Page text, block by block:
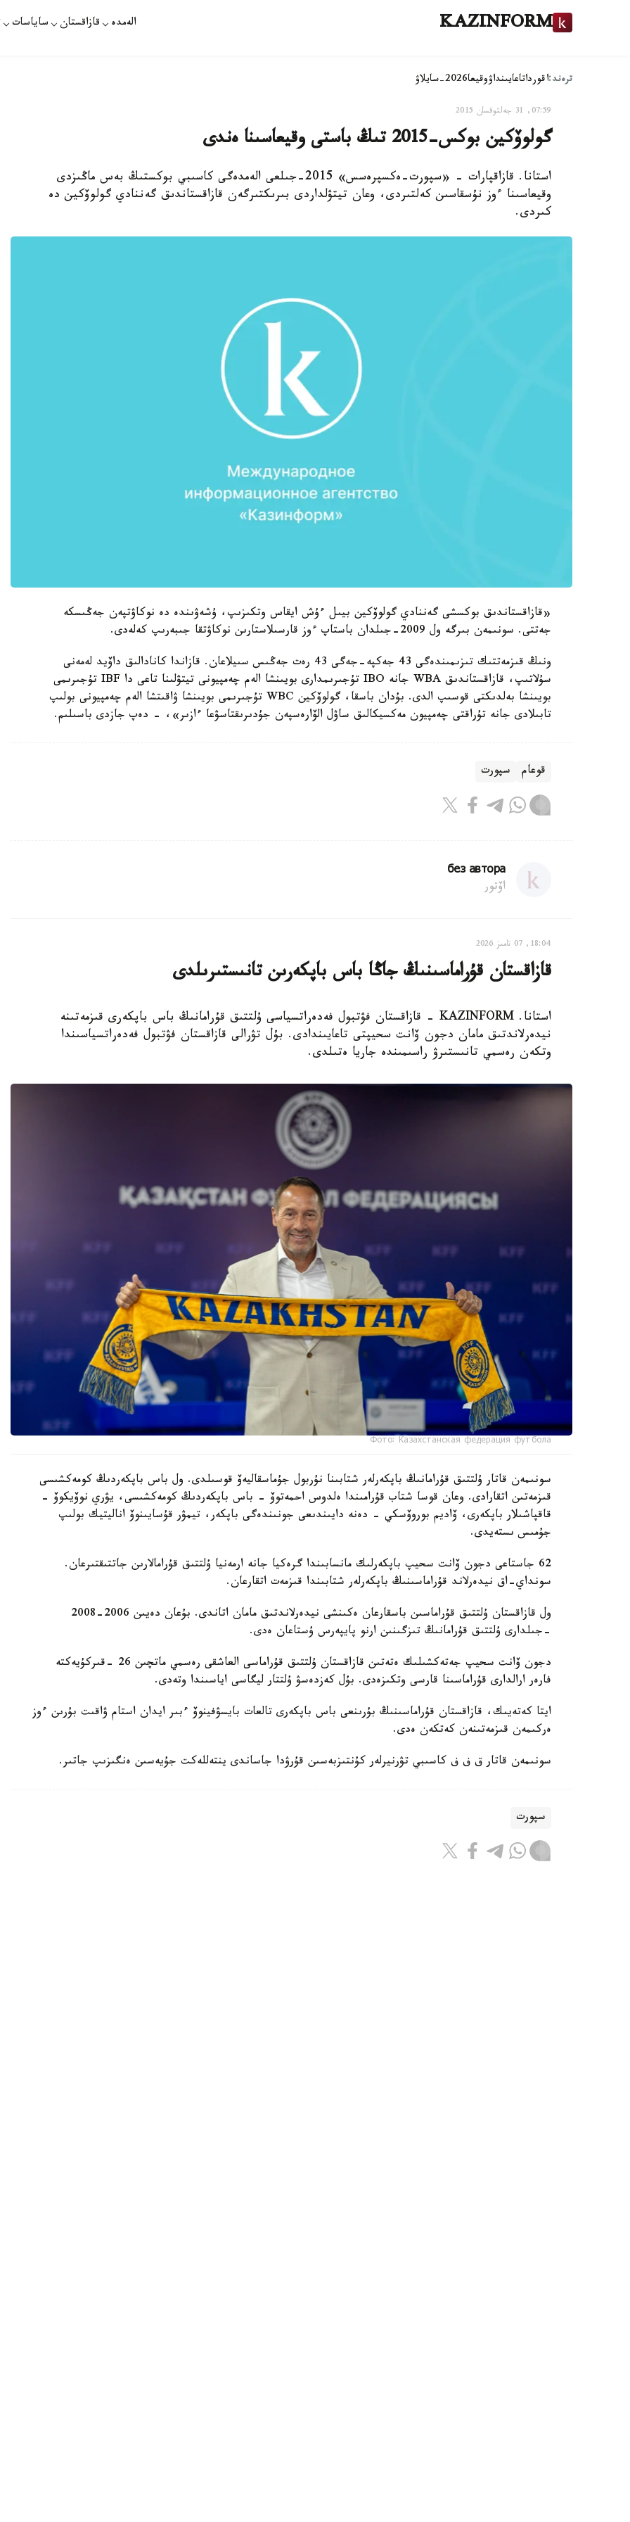
KAZINFORM الەمدە قازاقستان ساياسات
ترەند:اقورداتاعايىنداۋوقيعا2026-سايلاۋ
07:59, 31 جەلتوقسان 2015
گولوۆكين بوكس-2015 تىڭ باستى وقيعاسىنا ەندى
استانا. قازاقپارات - «سپورت-ەكسپرەسس» 2015-جىلعى الەمدەگى كاسىبي بوكستىڭ بەس ماڭىزدى
وقيعاسىنا ءوز نۇسقاسىن كەلتىردى، وعان تيتۋلداردى بىرىكتىرگەن قازاقستاندىق گەننادي گولوۆكين دە
كىردى.
«قازاقستاندىق بوكسشى گەننادي گولوۆكين بيىل ءۇش ايقاس وتكىزىپ، ۇشەۋىندە دە نوكاۋتپەن جەڭىسكە
جەتتى. سونىمەن بىرگە ول 2009-جىلدان باستاپ ءوز قارسىلاستارىن نوكاۋتقا جىبەرىپ كەلەدى.
ونىڭ قىزمەتتىك تىزىمىندەگى 43 جەكپە-جەگى 43 رەت جەڭىس سىيلاعان. قازاندا كانادالىق داۆيد لەمەنى
سۇلاتىپ، قازاقستاندىق WBA جانە IBO تۇجىرىمدارى بويىنشا الەم چەمپيونى تيتۋلىنا تاعى دا IBF تۇجىرىمى
بويىنشا بەلدىكتى قوسىپ الدى. بۇدان باسقا، گولوۆكين WBC تۇجىرىمى بويىنشا ۋاقىتشا الەم چەمپيونى بولىپ
تابىلادى جانە تۇراقتى چەمپيون مەكسيكالىق ساۋل الۆارەسپەن جۇدىرىقتاسۋعا ءازىر»، - دەپ جازدى باسىلىم.
قوعام سپورت
без автора
اۆتور
18:04, 07 تامىز 2026
قازاقستان قۇراماسىنىڭ جاڭا باس باپكەرىن تانىستىرىلدى
استانا. KAZINFORM - قازاقستان فۋتبول فەدەراتسياسى ۇلتتىق قۇرامانىڭ باس باپكەرى قىزمەتىنە
نيدەرلاندتىق مامان دجون ۆانت سحيپتى تاعايىندادى. بۇل تۋرالى قازاقستان فۋتبول فەدەراتسياسىندا
وتكەن رەسمي تانىستىرۋ راسىمىندە جاريا ەتىلدى.
Фото: Казахстанская федерация футбола
سونىمەن قاتار ۇلتتىق قۇرامانىڭ باپكەرلەر شتابىنا نۇربول جۇماسقاليەۆ قوسىلدى. ول باس باپكەردىڭ كومەكشىسى
قىزمەتىن اتقارادى. وعان قوسا شتاب قۇرامىندا ەلدوس احمەتوۆ - باس باپكەردىڭ كومەكشىسى، يۋري نوۆيكوۆ -
قاقپاشىلار باپكەرى، ۆاديم بوروۆسكي - دەنە دايىندىعى جونىندەگى باپكەر، تيمۋر قۇسايىنوۆ اناليتيك بولىپ
جۇمىس ىستەيدى.
62 جاستاعى دجون ۆانت سحيپ باپكەرلىك مانسابىندا گرەكيا جانە ارمەنيا ۇلتتىق قۇرامالارىن جاتتىقتىرعان.
سونداي-اق نيدەرلاند قۇراماسىنىڭ باپكەرلەر شتابىندا قىزمەت اتقارعان.
ول قازاقستان ۇلتتىق قۇراماسىن باسقارعان ەكىنشى نيدەرلاندتىق مامان اتاندى. بۇعان دەيىن 2006-2008
-جىلدارى ۇلتتىق قۇرامانىڭ تىزگىنىن ارنو پايپەرس ۇستاعان ەدى.
دجون ۆانت سحيپ جەتەكشىلىك ەتەتىن قازاقستان ۇلتتىق قۇراماسى العاشقى رەسمي ماتچىن 26 -قىركۇيەكتە
فارەر ارالدارى قۇراماسىنا قارسى وتكىزەدى. بۇل كەزدەسۋ ۇلتتار ليگاسى اياسىندا وتەدى.
ايتا كەتەيىك، قازاقستان قۇراماسىنىڭ بۇرىنعى باس باپكەرى تالعات بايسۋفينوۆ ءبىر ايدان استام ۋاقىت بۇرىن ءوز
ەركىمەن قىزمەتىنەن كەتكەن ەدى.
سونىمەن قاتار ق ف ف كاسىبي تۋرنيرلەر كۇنتىزبەسىن قۇرۋدا جاساندى ينتەللەكت جۇيەسىن ەنگىزىپ جاتىر.
سپورت